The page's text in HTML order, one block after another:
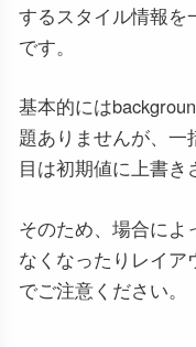
するスタイル情報を
です。
基本的には
題ありませんが、
目は初期値に上書き
そのため、場合に
なくなったりレイ
でご注意ください。